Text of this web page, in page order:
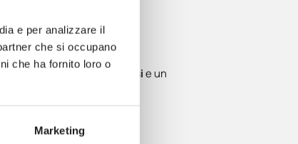
e per analizzare il
che si occupano
che ha fornito loro o
Marketing
l’emergenza e poter
ferme, riordini più precisie un
mirate, le esposizioni più